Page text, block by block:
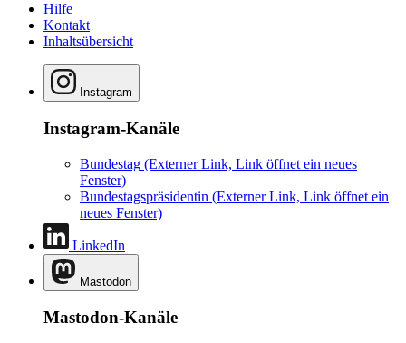
Hilfe
Kontakt
Inhaltsübersicht
Instagram
Instagram-Kanäle
Bundestag (Externer Link, Link öffnet ein neues
Fenster)
Bundestagspräsidentin (Externer Link, Link öffnet ein
neues Fenster)
LinkedIn
Mastodon
Mastodon-Kanäle